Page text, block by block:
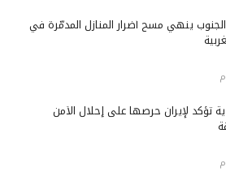
ينهي مسح أضرار المنازل المدمّرة في
تؤكد لإيران حرصها على إحلال الأمن